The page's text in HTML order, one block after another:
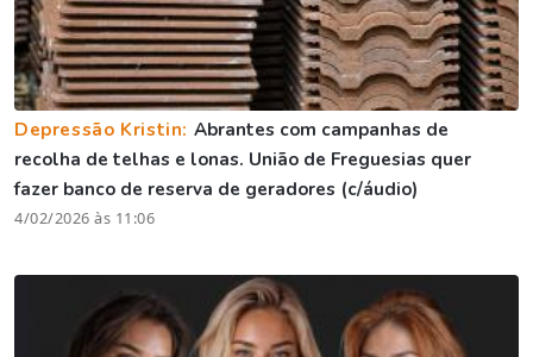
Depressão Kristin: Abrantes com campanhas de
recolha de telhas e lonas. União de Freguesias quer
fazer banco de reserva de geradores (c/áudio)
4/02/2026 às 11:06